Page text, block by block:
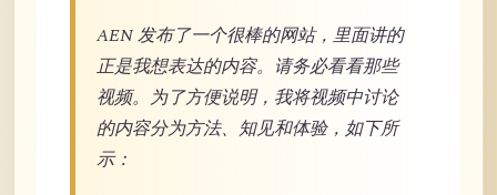
AEN 发布了一个很棒的网站，里面讲的
正是我想表达的内容。请务必看看那些
视频。为了方便说明，我将视频中讨论
的内容分为方法、知见和体验，如下所
示：